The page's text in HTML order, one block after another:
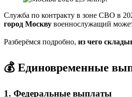
Служба по контракту в зоне СВО в
город Москву военнослужащий
Разберёмся подробно, из чего
💰 Единовременные
1. Федеральные выплаты